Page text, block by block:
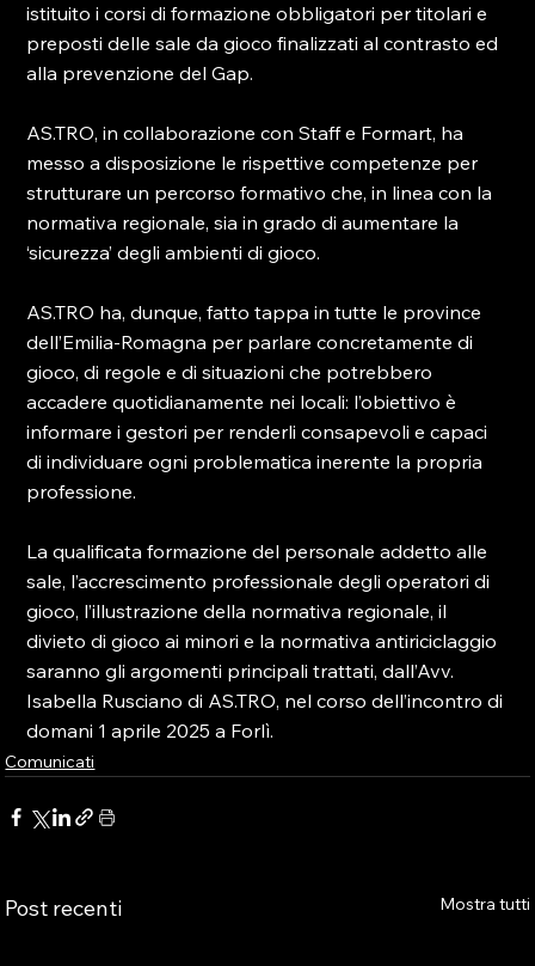
istituito i corsi di formazione obbligatori per titolari e
preposti delle sale da gioco finalizzati al contrasto ed
alla prevenzione del Gap.
AS.TRO, in collaborazione con Staff e Formart, ha
messo a disposizione le rispettive competenze per
strutturare un percorso formativo che, in linea con la
normativa regionale, sia in grado di aumentare la
‘sicurezza’ degli ambienti di gioco.
AS.TRO ha, dunque, fatto tappa in tutte le province
dell’Emilia-Romagna per parlare concretamente di
gioco, di regole e di situazioni che potrebbero
accadere quotidianamente nei locali: l’obiettivo è
informare i gestori per renderli consapevoli e capaci
di individuare ogni problematica inerente la propria
professione.
La qualificata formazione del personale addetto alle
sale, l’accrescimento professionale degli operatori di
gioco, l’illustrazione della normativa regionale, il
divieto di gioco ai minori e la normativa antiriciclaggio
saranno gli argomenti principali trattati, dall’Avv.
Isabella Rusciano di AS.TRO, nel corso dell’incontro di
domani 1 aprile 2025 a Forlì.
Comunicati
Post recenti Mostra tutti